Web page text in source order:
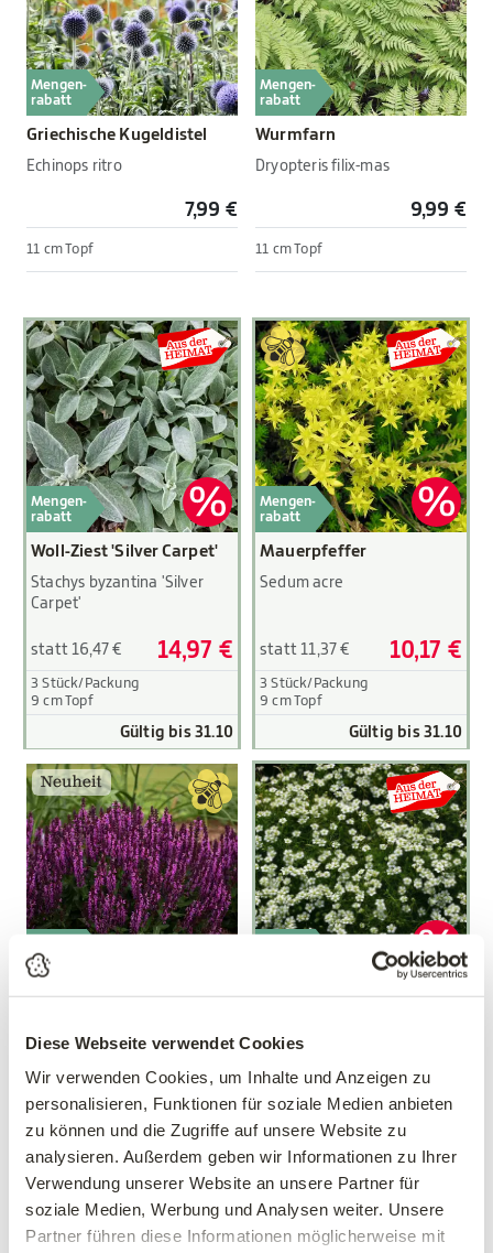
Diese Webseite verwendet Cookies
Wir verwenden Cookies, um Inhalte und Anzeigen zu
personalisieren, Funktionen für soziale Medien anbieten
zu können und die Zugriffe auf unsere Website zu
analysieren. Außerdem geben wir Informationen zu Ihrer
Verwendung unserer Website an unsere Partner für
soziale Medien, Werbung und Analysen weiter. Unsere
Partner führen diese Informationen möglicherweise mit
Mengen-
rabatt
Griechische Kugeldistel
Echinops ritro
7,99 €
11 cm Topf
Mengen-
rabatt
Wurmfarn
Dryopteris filix-mas
9,99 €
11 cm Topf
Mengen-
rabatt
Woll-Ziest 'Silver Carpet'
Stachys byzantina 'Silver
Carpet'
statt 16,47 € 14,97 €
3 Stück/Packung
9 cm Topf
Gültig bis 31.10
Mengen-
rabatt
Mauerpfeffer
Sedum acre
statt 11,37 € 10,17 €
3 Stück/Packung
9 cm Topf
Gültig bis 31.10
rabatt
Salbei 'Bumbleberry'®
'Bumbleberry'®
9,99 €
11 cm Topf
Sternmoos
statt 11,37 € 10,17 €
3 Stück/Packung
9 cm Topf